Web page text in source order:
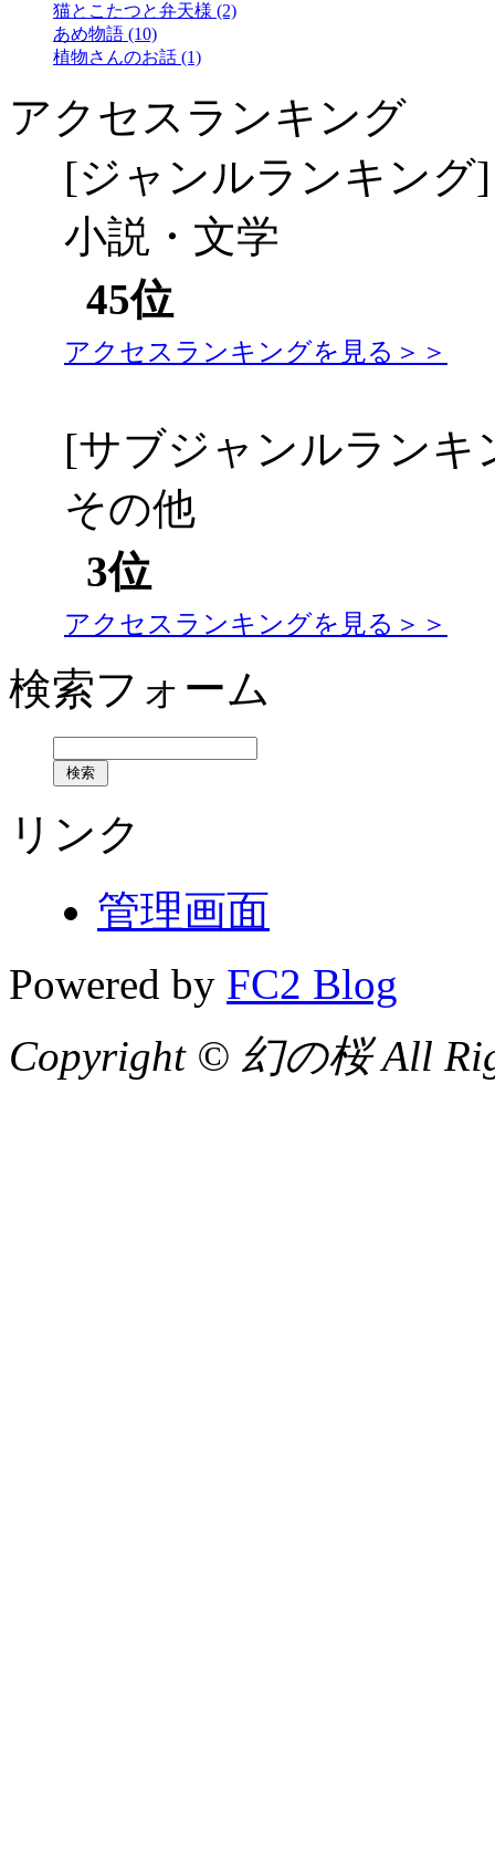
猫とこたつと弁天様 (2)
あめ物語 (10)
植物さんのお話 (1)
アクセスランキング
[ジャンルランキング]
小説・文学
45位
アクセスランキングを見る＞＞
[サブジャンルランキ
その他
3位
アクセスランキングを見る＞＞
検索フォーム
リンク
管理画面
Powered by FC2 Blog
Copyright © 幻の桜 All